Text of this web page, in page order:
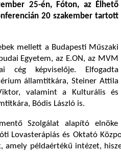
25-én, Fóton, az Élhető
20 szakember tartott
mellett a Budapesti Műszaki
Egyetem, az E.ON, az MVM
cég képviselője. Elfogadta
államtitkára, Steiner Attila
valamint a Kulturális és
Bódis László is.
Szolgálat alapító elnöke
Lovasterápiás és Oktató
példaértékű intézet,